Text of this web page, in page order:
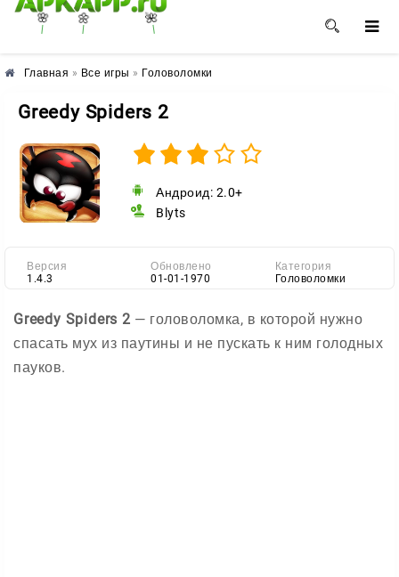
🌸 🌼 🌺
Главная » Все игры » Головоломки
Greedy Spiders 2
Андроид: 2.0+
Blyts
Версия
1.4.3
Обновлено
01-01-1970
Категория
Головоломки
Greedy Spiders 2 — головоломка, в которой нужно
спасать мух из паутины и не пускать к ним голодных
пауков.